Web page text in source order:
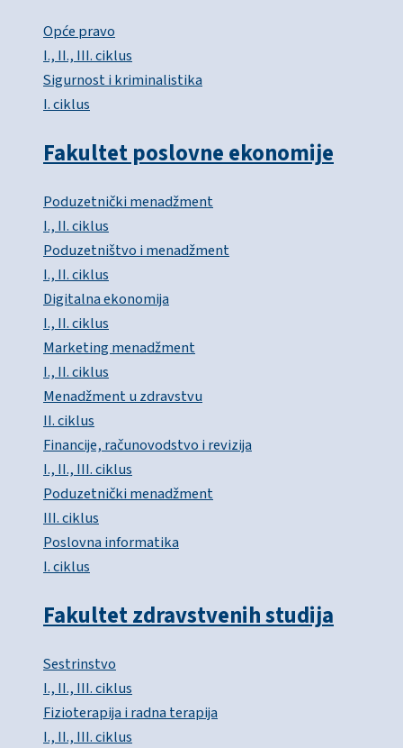
Opće pravo
I., II., III. ciklus
Sigurnost i kriminalistika
I. ciklus
Fakultet poslovne ekonomije
Poduzetnički menadžment
I., II. ciklus
Poduzetništvo i menadžment
I., II. ciklus
Digitalna ekonomija
I., II. ciklus
Marketing menadžment
I., II. ciklus
Menadžment u zdravstvu
II. ciklus
Financije, računovodstvo i revizija
I., II., III. ciklus
Poduzetnički menadžment
III. ciklus
Poslovna informatika
I. ciklus
Fakultet zdravstvenih studija
Sestrinstvo
I., II., III. ciklus
Fizioterapija i radna terapija
I., II., III. ciklus